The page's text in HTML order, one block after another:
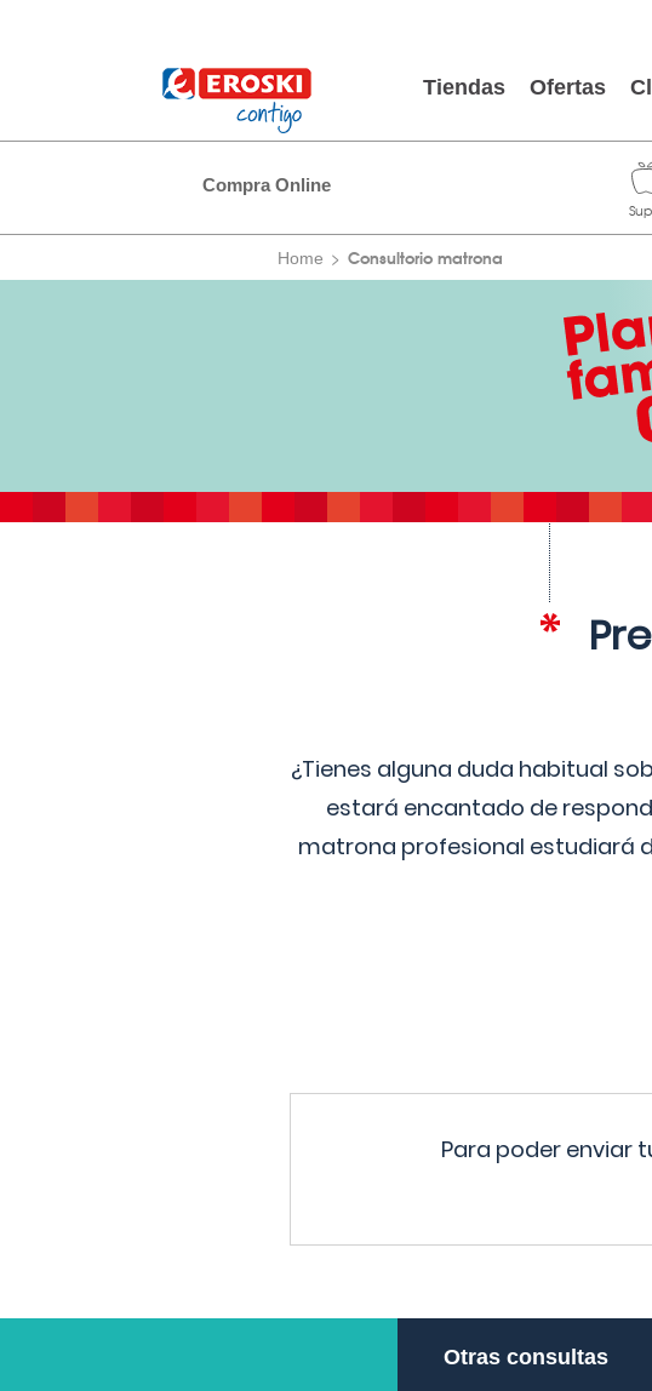
Tiendas Ofertas
Compra Online
Home Consultorio matrona
¿Tienes alguna duda habitual
estará encantado de
matrona profesional estudiará
Para poder enviar
Otras consultas